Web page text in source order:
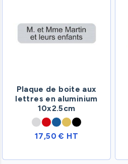
Plaque de boite aux
lettres en aluminium
10x2.5cm
17,50 € HT